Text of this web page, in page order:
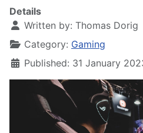
Details
Written by: Thomas Dorig
Category: Gaming
Published: 31 January